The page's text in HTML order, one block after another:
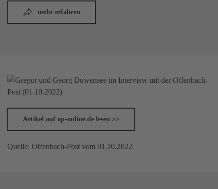
mehr erfahren
Artikel auf op-online.de lesen >>
Quelle: Offenbach-Post vom 01.10.2022